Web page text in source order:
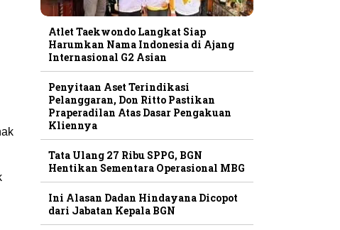
Atlet Taekwondo Langkat Siap
Harumkan Nama Indonesia di Ajang
Internasional G2 Asian
Penyitaan Aset Terindikasi
Pelanggaran, Don Ritto Pastikan
Praperadilan Atas Dasar Pengakuan
Kliennya
Tata Ulang 27 Ribu SPPG, BGN
Hentikan Sementara Operasional MBG
Ini Alasan Dadan Hindayana Dicopot
dari Jabatan Kepala BGN